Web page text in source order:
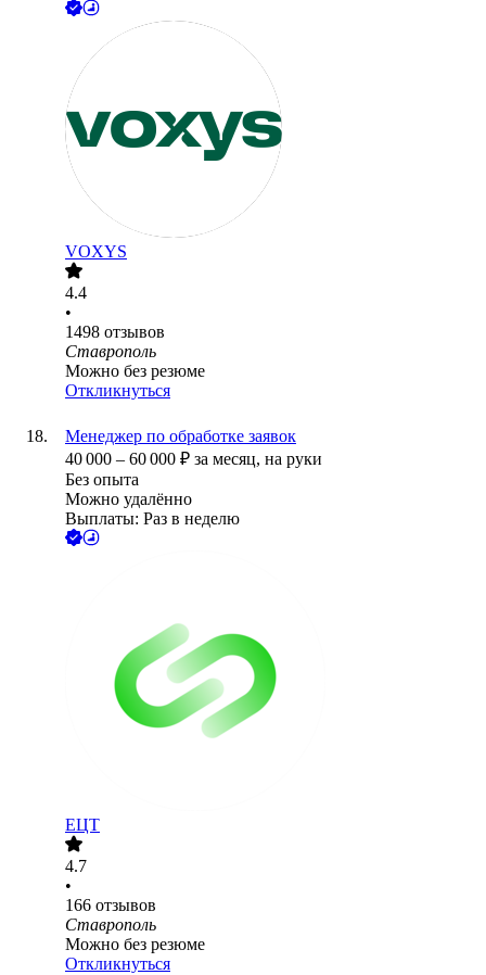
VOXYS
4.4
•
1498 отзывов
Ставрополь
Можно без резюме
Откликнуться
Менеджер по обработке заявок
40 000 – 60 000 ₽ за месяц, на руки
Без опыта
Можно удалённо
Выплаты: Раз в неделю
ЕЦТ
4.7
•
166 отзывов
Ставрополь
Можно без резюме
Откликнуться